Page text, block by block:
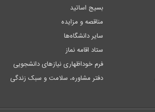
بسیج اساتید
مناقصه و مزایده
سایر دانشگاه‌ها
ستاد اقامه نماز
فرم خوداظهاری نیازهای دانشجویی
دفتر مشاوره، سلامت و سبک زندگی